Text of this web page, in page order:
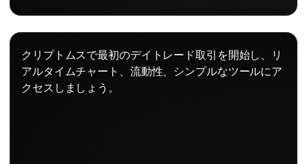
クリプトムスで最初のデイトレード取引を開始し、リ
アルタイムチャート、流動性、シンプルなツールにア
クセスしましょう。